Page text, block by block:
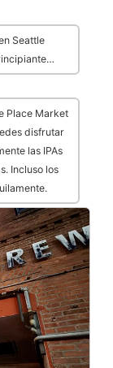
Seattle
Place Market
disfrutar
las IPAs
Incluso los